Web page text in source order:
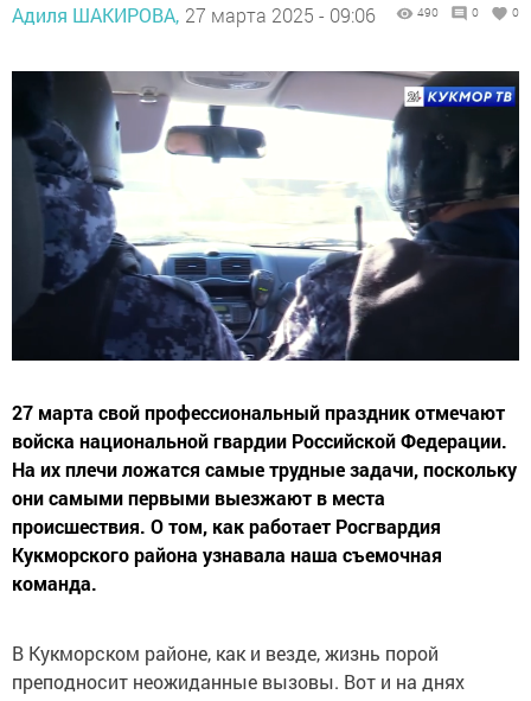
Адиля ШАКИРОВА, 27 марта 2025 - 09:06 490 0 0
27 марта свой профессиональный праздник отмечают
войска национальной гвардии Российской Федерации.
На их плечи ложатся самые трудные задачи, поскольку
они самыми первыми выезжают в места
происшествия. О том, как работает Росгвардия
Кукморского района узнавала наша съемочная
команда.
В Кукморском районе, как и везде, жизнь порой
преподносит неожиданные вызовы. Вот и на днях